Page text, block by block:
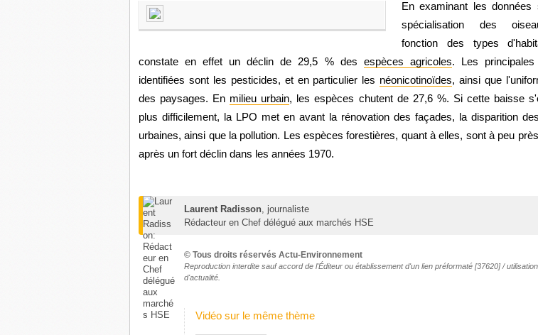
En examinant les données
spécialisation des
fonction des types
constate en effet un déclin de 29,5 % des
espèces agricoles. Les principales
identifiées sont les pesticides, et en particulier les néonicotinoïdes, ainsi que
des paysages. En milieu urbain, les espèces chutent de 27,6 %. Si cette baisse
plus difficilement, la LPO met en avant la rénovation des façades, la disparition
urbaines, ainsi que la pollution. Les espèces forestières, quant à elles, sont à peu
après un fort déclin dans les années 1970.
Laurent Radisson, journaliste
Rédacteur en Chef délégué aux marchés HSE
© Tous droits réservés Actu-Environnement
Reproduction interdite sauf accord de l'Éditeur ou établissement d'un lien préformaté [37620] /
d'actualité
Vidéo sur le même thème